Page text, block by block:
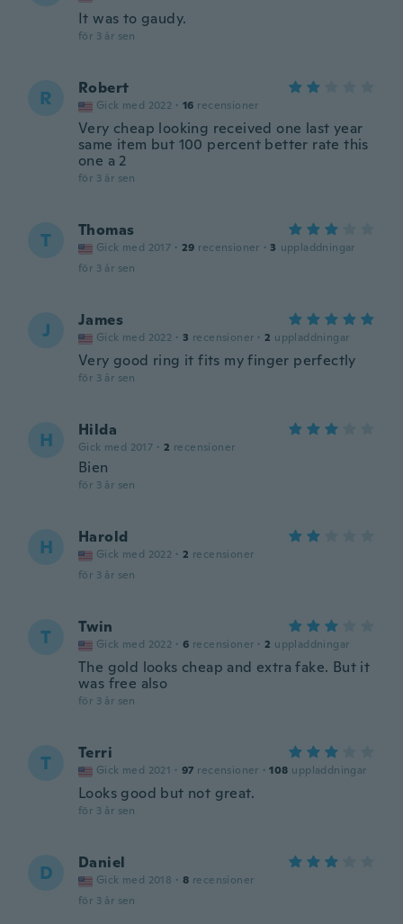
It was to gaudy.
för 3 år sen
R Robert
Gick med 2022 · 16 recensioner
Very cheap looking received one last year
same item but 100 percent better rate this
one a 2
för 3 år sen
T Thomas
Gick med 2017 · 29 recensioner · 3 uppladdningar
för 3 år sen
J James
Gick med 2022 · 3 recensioner · 2 uppladdningar
Very good ring it fits my finger perfectly
för 3 år sen
H Hilda
Gick med 2017 · 2 recensioner
Bien
för 3 år sen
H Harold
Gick med 2022 · 2 recensioner
för 3 år sen
T Twin
Gick med 2022 · 6 recensioner · 2 uppladdningar
The gold looks cheap and extra fake. But it
was free also
för 3 år sen
T Terri
Gick med 2021 · 97 recensioner · 108 uppladdningar
Looks good but not great.
för 3 år sen
D Daniel
Gick med 2018 · 8 recensioner
för 3 år sen